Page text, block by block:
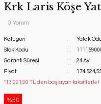
Krk Laris Köşe
0 Yorum
Kategori
Yatak
Stok Kodu
Garanti Süresi
24 Ay
Fiyat
*13.091,90 TL den başlayan taksitlerle!
%50